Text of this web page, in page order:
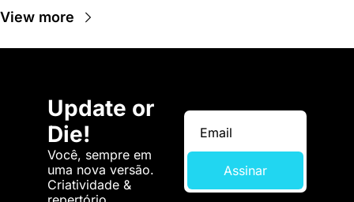
View more
Update or
Die!
Você, sempre em
uma nova versão.
Criatividade &
Assinar